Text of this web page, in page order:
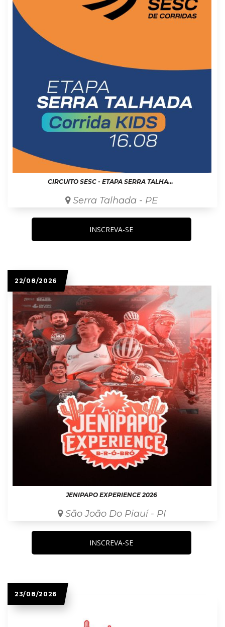
CIRCUITO SESC - ETAPA SERRA TALHADA KIDS
Serra Talhada - PE
INSCREVA-SE
22/08/2026
JENIPAPO EXPERIENCE 2026
São João Do Piauí - PI
INSCREVA-SE
23/08/2026